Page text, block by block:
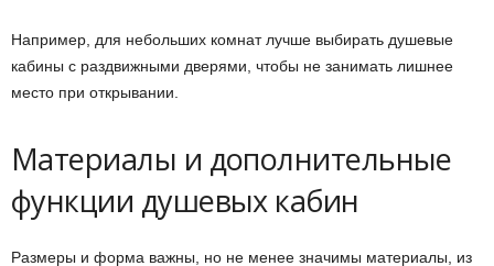
Например, для небольших комнат лучше выбирать душевые
кабины с раздвижными дверями, чтобы не занимать лишнее
место при открывании.
Материалы и дополнительные
функции душевых кабин
Размеры и форма важны, но не менее значимы материалы, из